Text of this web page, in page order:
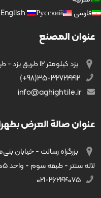
فارسی
English Русский
عنوان المصنع
يزد کیلومتر ۱۲ طریق يزد - طهران، صندوق بريد 116
عنوان صالة العرض
بزرگراه رسالت - خیابان
لاله سنتر - طبقه سوم - واحد ۳۰۵
۰۲۱-۲۶۲۴۴۰۷۵